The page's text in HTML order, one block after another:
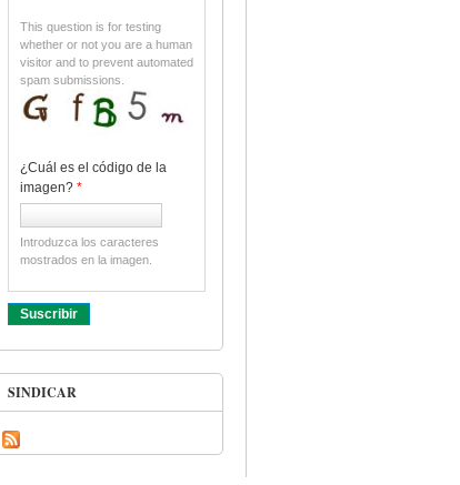
This question is for testing
whether or not you are a human
visitor and to prevent automated
spam submissions.
¿Cuál es el código de la
imagen? *
Introduzca los caracteres
mostrados en la imagen.
SINDICAR